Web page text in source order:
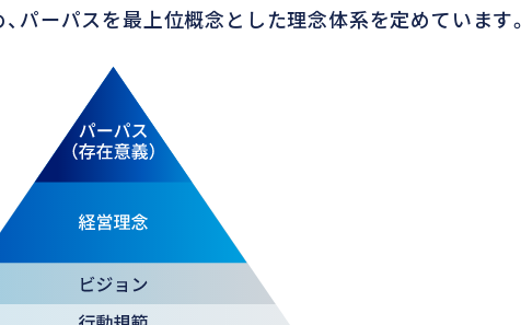
パーパスを最上位概念とした理念体系を定めています